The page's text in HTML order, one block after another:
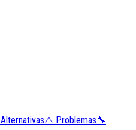
Alternativas⚠️ Problemas🔧